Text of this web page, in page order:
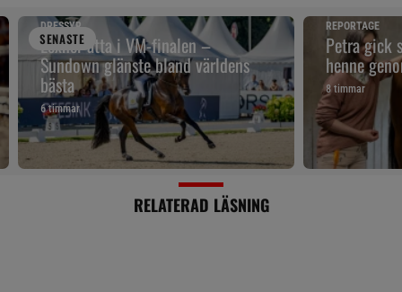
SENASTE
DRESSYR
Lexner åtta i VM-finalen –
Sundown glänste bland världens
bästa
6 timmar
REPORTAGE
Petra gick
henne
8 timmar
RELATERAD LÄSNING